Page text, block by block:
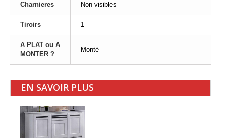
Charnieres Non visibles
Tiroirs 1
A PLAT ou A
MONTER ?
Monté
EN SAVOIR PLUS